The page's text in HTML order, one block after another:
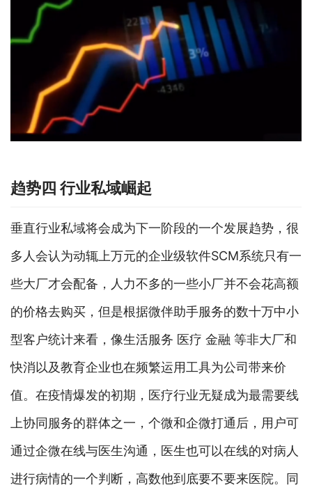
趋势四 行业私域崛起
垂直行业私域将会成为下一阶段的一个发展趋势，很
多人会认为动辄上万元的企业级软件SCM系统只有一
些大厂才会配备，人力不多的一些小厂并不会花高额
的价格去购买，但是根据微伴助手服务的数十万中小
型客户统计来看，像生活服务 医疗 金融 等非大厂和
快消以及教育企业也在频繁运用工具为公司带来价
值。在疫情爆发的初期，医疗行业无疑成为最需要线
上协同服务的群体之一，个微和企微打通后，用户可
通过企微在线与医生沟通，医生也可以在线的对病人
进行病情的一个判断，高数他到底要不要来医院。同